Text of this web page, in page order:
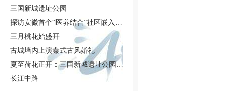
三国新城遗址公园
探访安徽首个“医养结合”社区嵌入式养老院
三月桃花始盛开
古城墙内上演秦式古风婚礼
夏至荷花正开：三国新城遗址公园新荷盛放
长江中路